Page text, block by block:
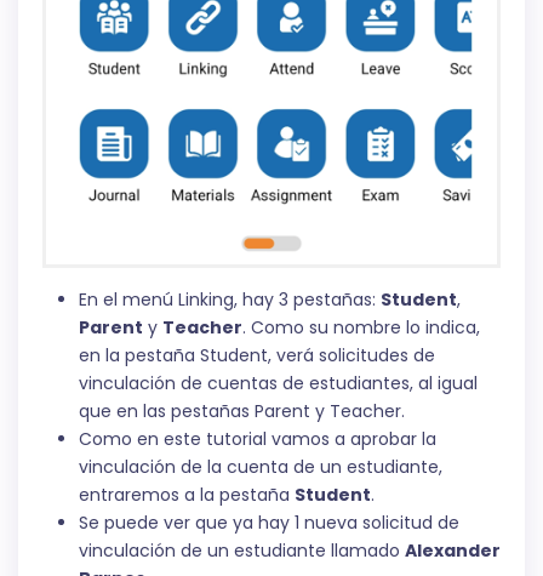
En el menú Linking, hay 3 pestañas: Student,
Parent y Teacher. Como su nombre lo indica,
en la pestaña Student, verá solicitudes de
vinculación de cuentas de estudiantes, al igual
que en las pestañas Parent y Teacher.
Como en este tutorial vamos a aprobar la
vinculación de la cuenta de un estudiante,
entraremos a la pestaña Student.
Se puede ver que ya hay 1 nueva solicitud de
vinculación de un estudiante llamado Alexander